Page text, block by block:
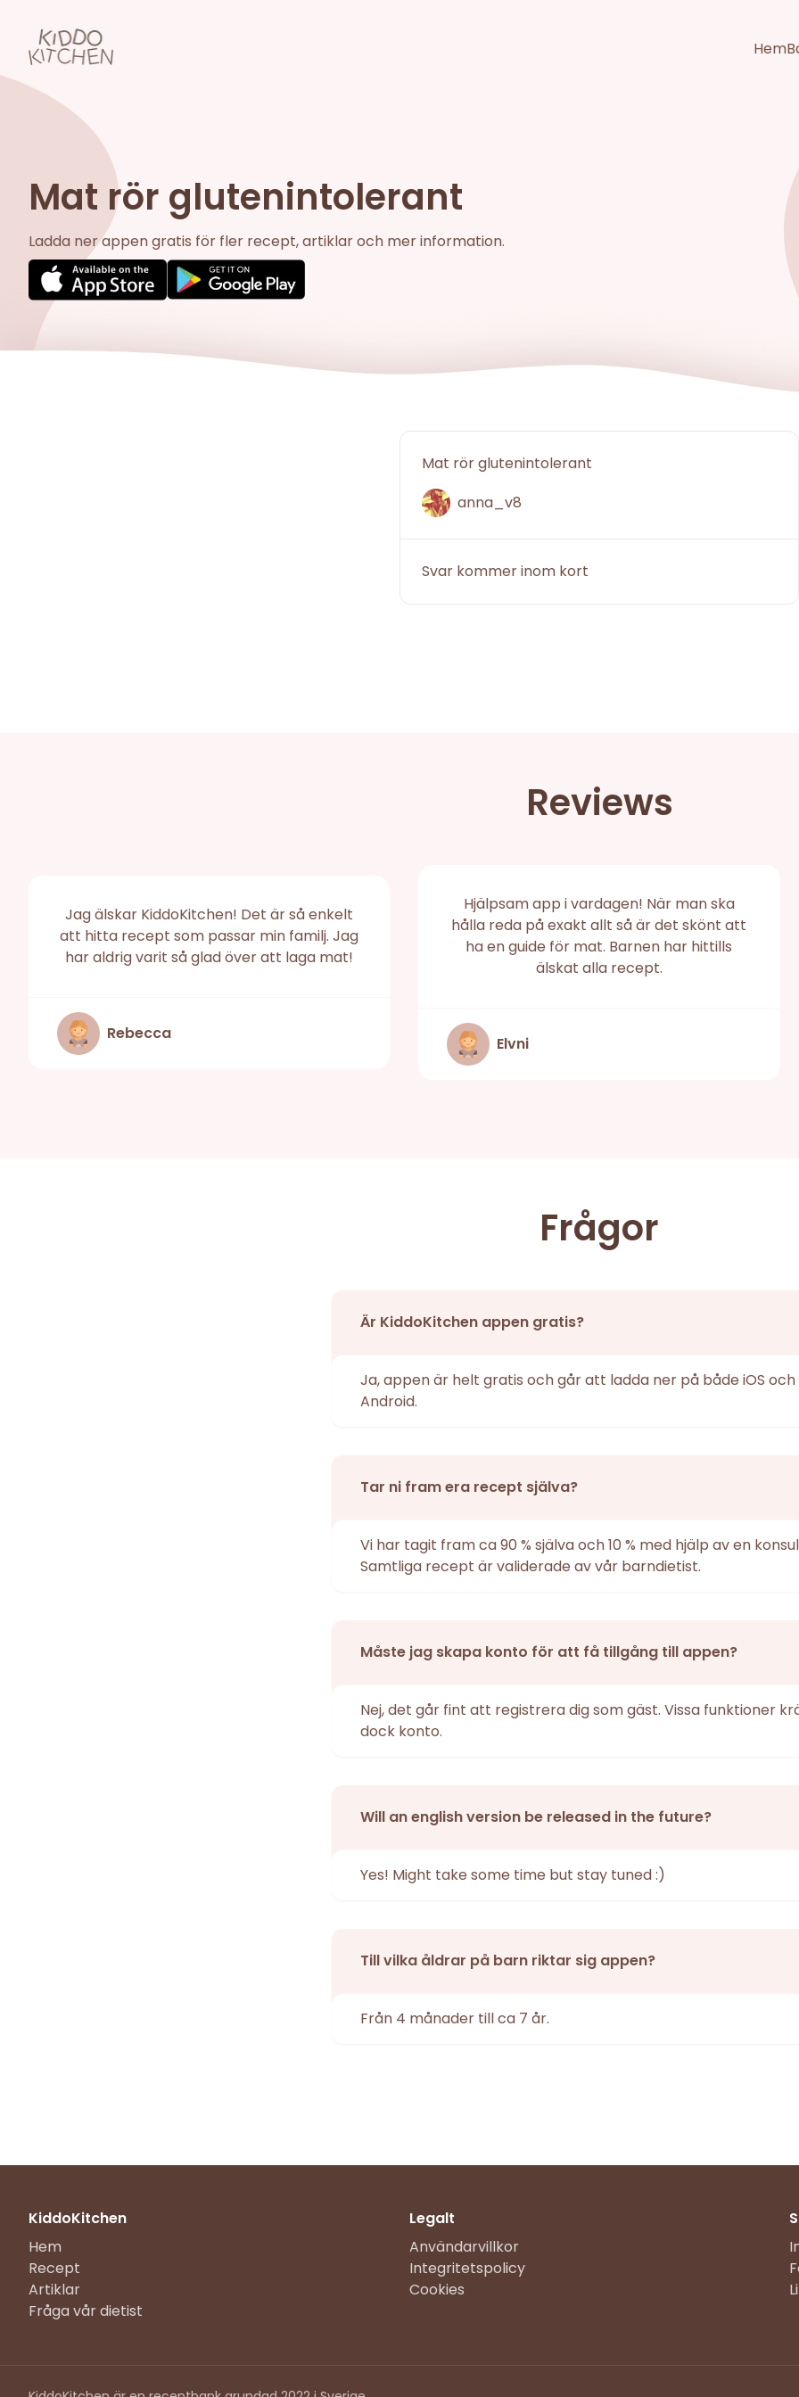
Hem
Mat rör glutenintolerant
Ladda ner appen gratis för fler recept, artiklar och mer information.
Mat rör glutenintolerant
anna_v8
Svar kommer inom kort
Reviews
Jag älskar KiddoKitchen! Det är så enkelt
att hitta recept som passar min familj. Jag
har aldrig varit så glad över att laga mat!
Rebecca
Hjälpsam app i vardagen! När man ska
hålla reda på exakt allt så är det skönt att
ha en guide för mat. Barnen har hittills
älskat alla recept.
Elvni
Frågor
Är KiddoKitchen appen gratis?
Ja, appen är helt gratis och går att ladda ner på både iOS och
Android.
Tar ni fram era recept själva?
Vi har tagit fram ca 90 % själva och 10 % med hjälp av en
Samtliga recept är validerade av vår barndietist.
Måste jag skapa konto för att få tillgång till appen?
Nej, det går fint att registrera dig som gäst. Vissa funktioner
dock konto.
Will an english version be released in the future?
Yes! Might take some time but stay tuned :)
Till vilka åldrar på barn riktar sig appen?
Från 4 månader till ca 7 år.
KiddoKitchen
Hem
Recept
Artiklar
Fråga vår dietist
Legalt
Användarvillkor
Integritetspolicy
Cookies